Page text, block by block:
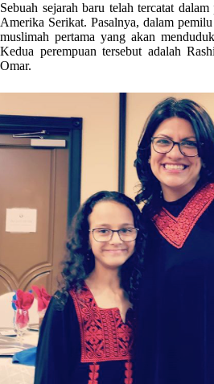
Sebuah sejarah baru telah tercatat
Amerika Serikat. Pasalnya, dalam
muslimah pertama yang akan
Kedua perempuan tersebut adalah
Omar.